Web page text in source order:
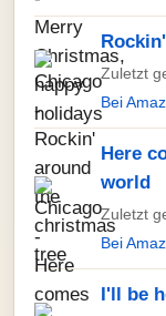
Zuletzt
Bei
Here
world
Zuletzt
Bei
I'll be